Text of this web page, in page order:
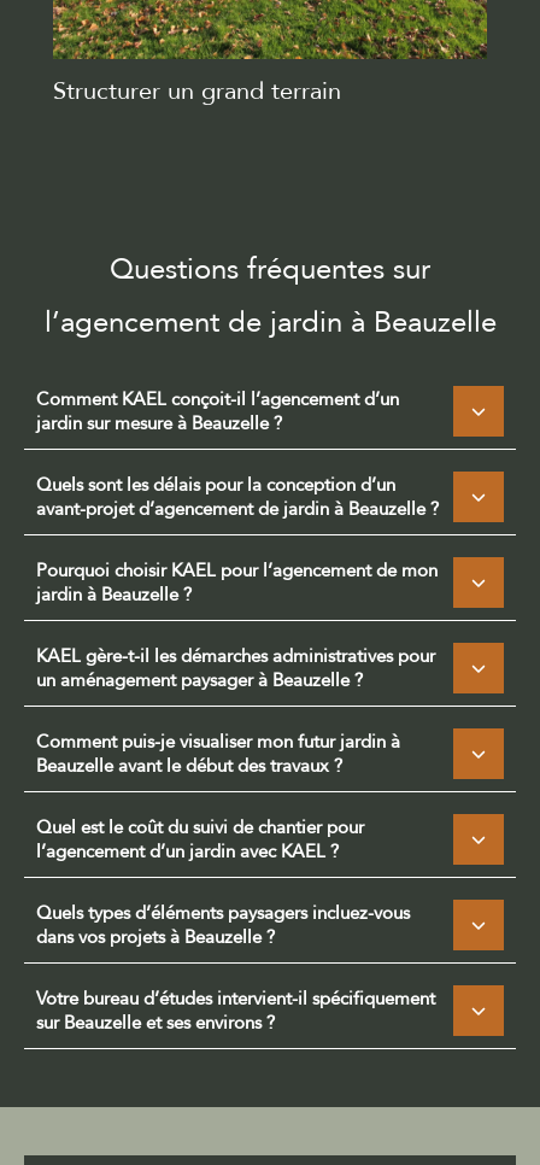
Structurer un grand terrain
Questions fréquentes sur
l’agencement de jardin à Beauzelle
Comment KAEL conçoit-il l’agencement d’un
jardin sur mesure à Beauzelle ?
Quels sont les délais pour la conception d’un
avant-projet d’agencement de jardin à Beauzelle ?
Pourquoi choisir KAEL pour l’agencement de mon
jardin à Beauzelle ?
KAEL gère-t-il les démarches administratives pour
un aménagement paysager à Beauzelle ?
Comment puis-je visualiser mon futur jardin à
Beauzelle avant le début des travaux ?
Quel est le coût du suivi de chantier pour
l’agencement d’un jardin avec KAEL ?
Quels types d’éléments paysagers incluez-vous
dans vos projets à Beauzelle ?
Votre bureau d’études intervient-il spécifiquement
sur Beauzelle et ses environs ?